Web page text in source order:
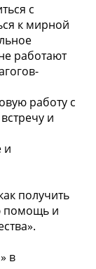
с
к мирной
работают
работу с
и
и
получить
помощь и
в